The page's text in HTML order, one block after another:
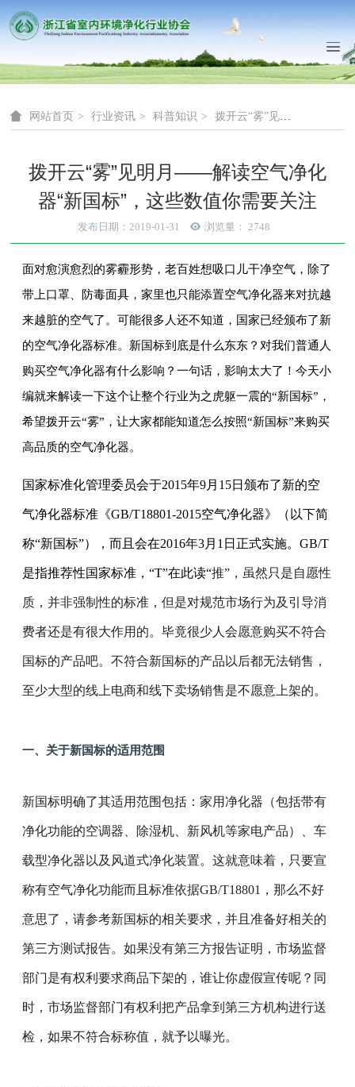
网站首页 行业资讯 科普知识 拨开云“雾”见明月——解读空气净化器“新国标”，这
拨开云“雾”见明月——解读空气净化
器“新国标”，这些数值你需要关注
发布日期：2019-01-31 浏览量： 2748
面对愈演愈烈的雾霾形势，老百姓想吸口儿干净空气，除了
带上口罩、
防毒面具 ，家里也只能添置空气净化器来对抗越
来越脏的空气了。可能很多人还不知道，国家已经颁布了新
的空气净化器标准。新国标到底是什么东东？对我们普通人
购买空气净化器有什么影响？一句话，影响太大了！今天小
编就来解读一下这个让整个行业为之虎躯一震的“新国标”，
希望拨开云“雾”，让大家都能知道怎么按照“新国标”来购买
高品质的空气净化器。
国家标准化管理委员会于2015年9月15日颁布了新的空
气净化器标准《GB/T18801-2015空气净化器》（以下简
称“新国标”），而且会在2016年3月1日正式实施。GB/T
是指推荐性国家标准，“T”在此读“推”，虽然只是自愿性
质，并非强制性的标准，但是对规范市场行为及引导消
费者还是有很大作用的。毕竟很少人会愿意购买不符合
国标的产品吧。不符合新国标的产品以后都无法销售，
至少大型的线上电商和线下卖场销售是不愿意上架的。
一、关于新国标的适用范围
新国标明确了其适用范围包括：家用净化器（包括带有
净化功能的空调器、除湿机、新风机等家电产品）、车
载型净化器以及风道式净化装置。这就意味着，只要宣
称有空气净化功能而且标准依据GB/T18801，那么不好
意思了，请参考新国标的相关要求，并且准备好相关的
第三方测试报告。如果没有第三方报告证明，市场监督
部门是有权利要求商品下架的，谁让你虚假宣传呢？同
时，市场监督部门有权利把产品拿到第三方机构进行送
检，如果不符合标称值，就予以曝光。